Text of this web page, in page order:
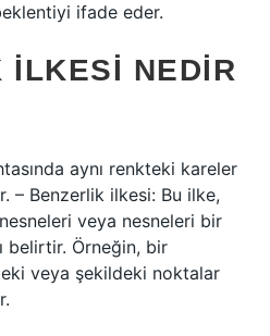
ifade eder.
ILKESI NEDIR
aynı renkteki kareler
– Benzerlik ilkesi: Bu ilke,
veya nesneleri bir
belirtir. Örneğin, bir
veya şekildeki noktalar